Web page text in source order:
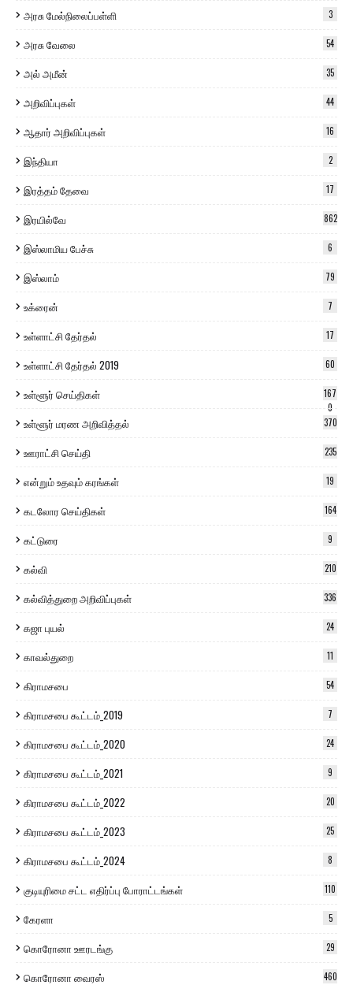
அரசு மேல்நிலைப்பள்ளி 3
அரசு வேலை 54
அல் அமீன் 35
அறிவிப்புகள் 44
ஆதார் அறிவிப்புகள் 16
இந்தியா 2
இரத்தம் தேவை 17
இரயில்வே 862
இஸ்லாமிய பேச்சு 6
இஸ்லாம் 79
உக்ரைன் 7
உள்ளாட்சி தேர்தல் 17
உள்ளாட்சி தேர்தல் 2019 60
உள்ளூர் செய்திகள்
167
0
உள்ளூர் மரண அறிவித்தல் 370
ஊராட்சி செய்தி 235
என்றும் உதவும் கரங்கள் 19
கடலோர செய்திகள் 164
கட்டுரை 9
கல்வி 210
கல்வித்துறை அறிவிப்புகள் 336
கஜா புயல் 24
காவல்துறை 11
கிராமசபை 54
கிராமசபை கூட்டம்_2019 7
கிராமசபை கூட்டம்_2020 24
கிராமசபை கூட்டம்_2021 9
கிராமசபை கூட்டம்_2022 20
கிராமசபை கூட்டம்_2023 25
கிராமசபை கூட்டம்_2024 8
குடியுரிமை சட்ட எதிர்ப்பு போராட்டங்கள் 110
கேரளா 5
கொரோனா ஊரடங்கு 29
கொரோனா வைரஸ் 460